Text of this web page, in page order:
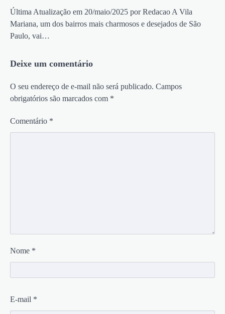
Última Atualização em 20/maio/2025 por Redacao A Vila
Mariana, um dos bairros mais charmosos e desejados de São
Paulo, vai…
Deixe um comentário
O seu endereço de e-mail não será publicado. Campos
obrigatórios são marcados com *
Comentário *
Nome *
E-mail *